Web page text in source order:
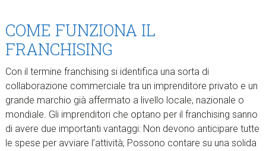
COME FUNZIONA IL
FRANCHISING
Con il termine franchising si identifica una sorta di
collaborazione commerciale tra un imprenditore privato e un
grande marchio già affermato a livello locale, nazionale o
mondiale. Gli imprenditori che optano per il franchising sanno
di avere due importanti vantaggi: Non devono anticipare tutte
le spese per avviare l’attività; Possono contare su una solida